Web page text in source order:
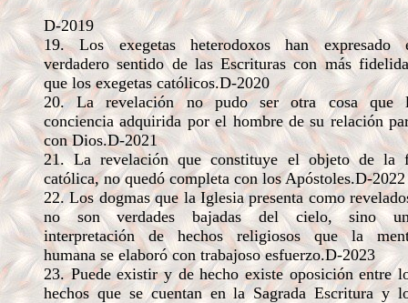
D-2019
19. Los exegetas heterodoxos han expresado
verdadero sentido de las Escrituras con más
que los exegetas católicos.D-2020
20. La revelación no pudo ser otra cosa que
conciencia adquirida por el hombre de su relación
con Dios.D-2021
21. La revelación que constituye el objeto de la
católica, no quedó completa con los Apóstoles.D-2022
22. Los dogmas que la Iglesia presenta como
no son verdades bajadas del cielo, sino
interpretación de hechos religiosos que la
humana se elaboró con trabajoso esfuerzo.D-2023
23. Puede existir y de hecho existe oposición entre
hechos que se cuentan en la Sagrada Escritura y